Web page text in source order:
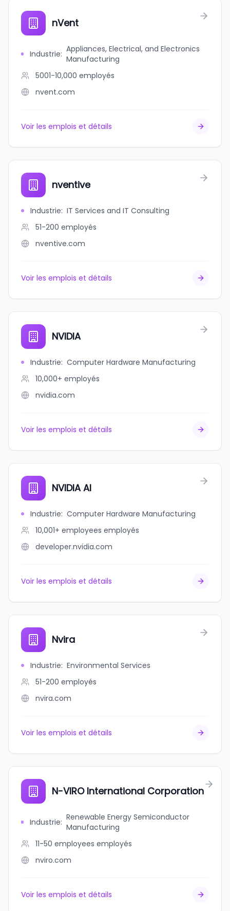
nVent
Industrie: Appliances, Electrical, and Electronics
Manufacturing
5001-10,000 employés
nvent.com
Voir les emplois et détails
nventive
Industrie: IT Services and IT Consulting
51-200 employés
nventive.com
Voir les emplois et détails
NVIDIA
Industrie: Computer Hardware Manufacturing
10,000+ employés
nvidia.com
Voir les emplois et détails
NVIDIA AI
Industrie: Computer Hardware Manufacturing
10,001+ employees employés
developer.nvidia.com
Voir les emplois et détails
Nvira
Industrie: Environmental Services
51-200 employés
nvira.com
Voir les emplois et détails
N-VIRO International Corporation
Industrie: Renewable Energy Semiconductor
Manufacturing
11-50 employees employés
nviro.com
Voir les emplois et détails